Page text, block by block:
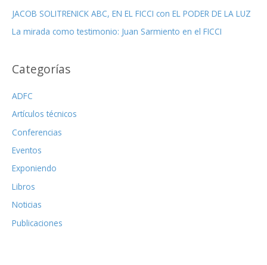
JACOB SOLITRENICK ABC, EN EL FICCI con EL PODER DE LA LUZ
La mirada como testimonio: Juan Sarmiento en el FICCI
Categorías
ADFC
Artículos técnicos
Conferencias
Eventos
Exponiendo
Libros
Noticias
Publicaciones